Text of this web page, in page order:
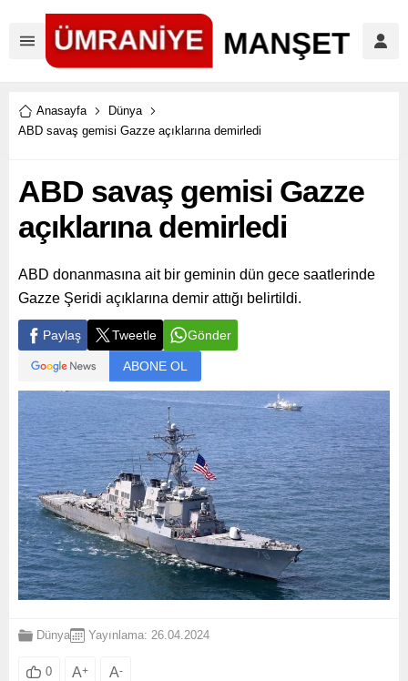
Anasayfa
Dünya
ABD savaş gemisi Gazze açıklarına demirledi
ABD savaş gemisi Gazze
açıklarına demirledi
ABD donanmasına ait bir geminin dün gece saatlerinde
Gazze Şeridi açıklarına demir attığı belirtildi.
Paylaş Tweetle Gönder
ABONE OL
Dünya Yayınlama: 26.04.2024
0 A+ A-